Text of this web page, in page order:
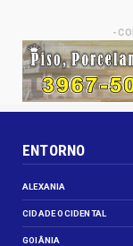
-
ENTORNO
ALEXANIA
CIDADE OCIDENTAL
GOIÂNIA